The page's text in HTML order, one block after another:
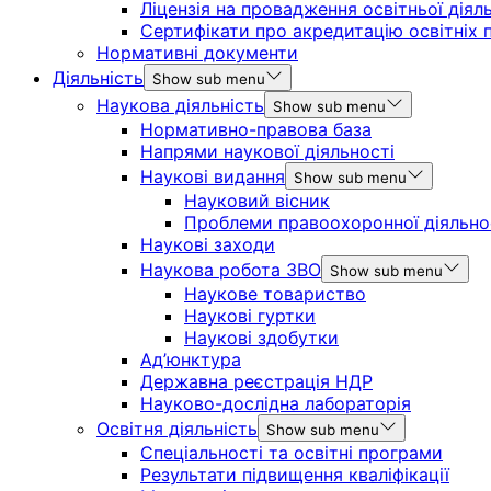
Ліцензія на провадження освітньої
Сертифікати про акредитацію освітніх
Нормативні документи
Діяльність
Show sub menu
Наукова діяльність Show sub menu
Нормативно-правова база
Напрями наукової діяльності
Наукові видання
Show sub menu
Науковий вісник
Проблеми правоохоронної
Наукові заходи
Наукова робота ЗВО Show sub menu
Наукове товариство
Наукові гуртки
Наукові здобутки
Ад’юнктура
Державна реєстрація НДР
Науково-дослідна лабораторія
Освітня діяльність
Show sub menu
Спеціальності та освітні програми
Результати підвищення кваліфікації